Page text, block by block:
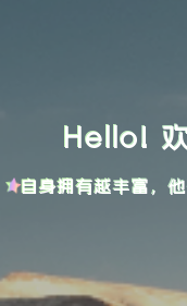
Hello! 欢
自身拥有越丰富，